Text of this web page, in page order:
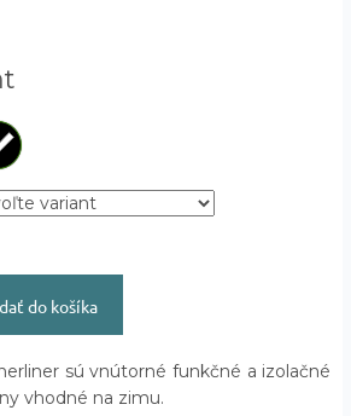
do košíka
sú vnútorné funkčné a izolačné
vhodné na zimu.